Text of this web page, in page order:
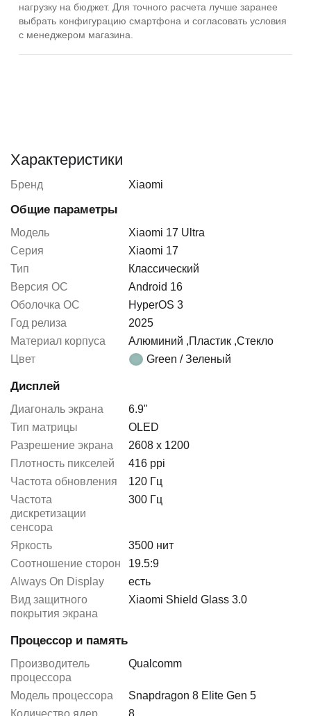
нагрузку на бюджет. Для точного расчета лучше заранее
выбрать конфигурацию смартфона и согласовать условия
с менеджером магазина.
Характеристики
Бренд Xiaomi
Общие параметры
Модель
Xiaomi 17 Ultra
Серия
Xiaomi 17
Тип
Классический
Версия ОС
Android 16
Оболочка ОС
HyperOS 3
Год релиза
2025
Материал корпуса
Алюминий ,Пластик ,Стекло
Цвет
Green / Зеленый
Дисплей
Диагональ экрана
6.9"
Тип матрицы
OLED
Разрешение экрана
2608 x 1200
Плотность пикселей
416 ppi
Частота обновления
120 Гц
Частота
дискретизации
сенсора
300 Гц
Яркость
3500 нит
Соотношение сторон
19.5:9
Always On Display
есть
Вид защитного
покрытия экрана
Xiaomi Shield Glass 3.0
Процессор и память
Производитель
процессора
Qualcomm
Модель процессора
Snapdragon 8 Elite Gen 5